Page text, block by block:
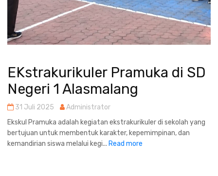
EKstrakurikuler Pramuka di SD
Negeri 1 Alasmalang
31 Juli 2025
Administrator
Ekskul Pramuka adalah kegiatan ekstrakurikuler di sekolah yang
bertujuan untuk membentuk karakter, kepemimpinan, dan
kemandirian siswa melalui kegi... Read more